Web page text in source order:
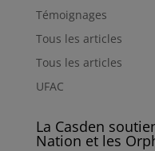
Témoignages
Tous les articles
Tous les articles
UFAC
La Casden
Nation et les